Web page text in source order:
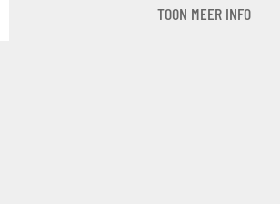
TOON MEER INFO